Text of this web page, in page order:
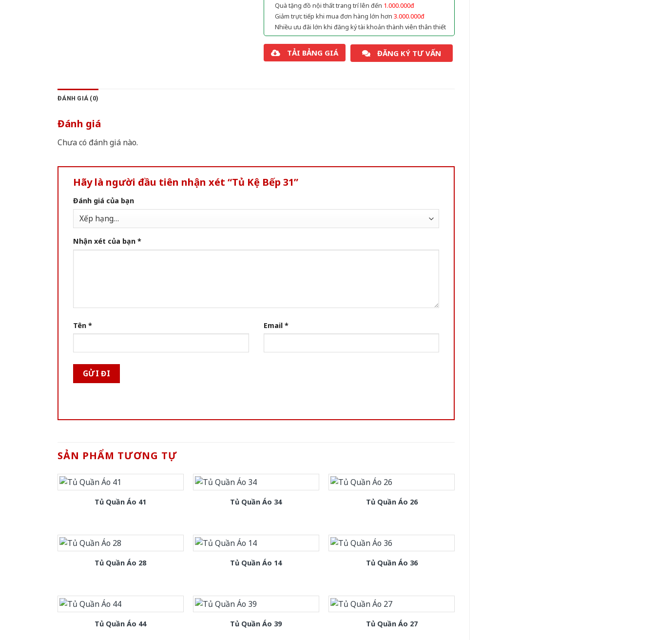
Quà tặng đồ nội thất trang trí lên đến 1.000.000đ
Giảm trực tiếp khi mua đơn hàng lớn hơn 3.000.000đ
Nhiều ưu đãi lớn khi đăng ký tài khoản thành viên thân thiết
TẢI BẢNG GIÁ ĐĂNG KÝ TƯ VẤN
ĐÁNH GIÁ (0)
Đánh giá
Chưa có đánh giá nào.
Hãy là người đầu tiên nhận xét “Tủ Kệ Bếp 31”
Đánh giá của bạn
Nhận xét của bạn *
Tên * Email *
SẢN PHẨM TƯƠNG TỰ
Tủ Quần Áo 41 Tủ Quần Áo 34 Tủ Quần Áo 26
Tủ Quần Áo 28 Tủ Quần Áo 14 Tủ Quần Áo 36
Tủ Quần Áo 44 Tủ Quần Áo 39 Tủ Quần Áo 27